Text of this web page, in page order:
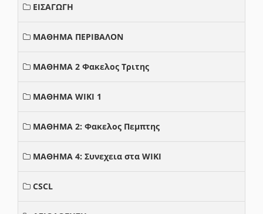
ΕΙΣΑΓΩΓΗ
ΜΑΘΗΜΑ ΠΕΡΙΒΑΛΟΝ
ΜΑΘΗΜΑ 2 Φακελος Τριτης
ΜΑΘΗΜΑ WIKI 1
ΜΑΘΗΜΑ 2: Φακελος Πεμπτης
ΜΑΘΗΜΑ 4: Συνεχεια στα WIKI
CSCL